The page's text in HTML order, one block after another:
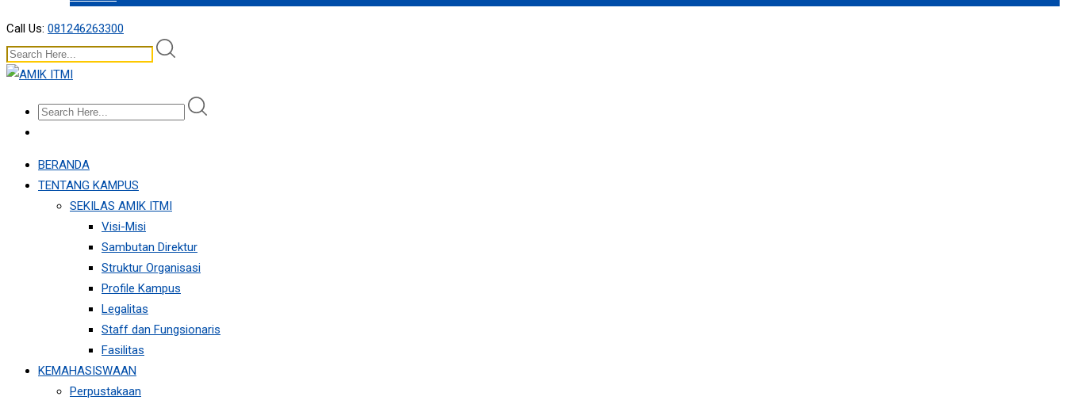
Call Us: 081246263300
BERANDA
TENTANG KAMPUS
SEKILAS AMIK ITMI
Visi-Misi
Sambutan Direktur
Struktur Organisasi
Profile Kampus
Legalitas
Staff dan Fungsionaris
Fasilitas
KEMAHASISWAAN
Perpustakaan